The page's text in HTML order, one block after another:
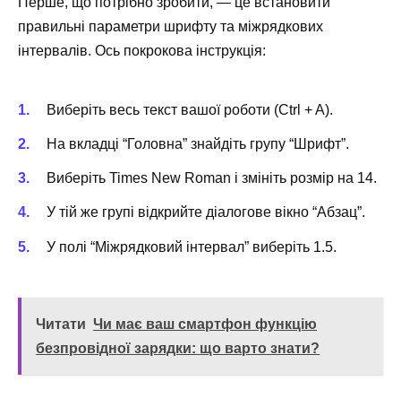
правильні параметри шрифту та міжрядкових
інтервалів. Ось покрокова інструкція:
Виберіть весь текст вашої роботи (Ctrl + A).
На вкладці “Головна” знайдіть групу “Шрифт”.
Виберіть Times New Roman і змініть розмір на 14.
У тій же групі відкрийте діалогове вікно “Абзац”.
У полі “Міжрядковий інтервал” виберіть 1.5.
Читати Чи має ваш смартфон функцію
безпровідної зарядки: що варто знати?